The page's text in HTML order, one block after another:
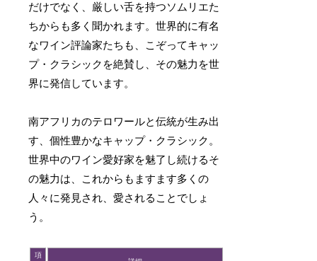
だけでなく、厳しい舌を持つソムリエた
ちからも多く聞かれます。世界的に有名
なワイン評論家たちも、こぞってキャッ
プ・クラシックを絶賛し、その魅力を世
界に発信しています。
南アフリカのテロワールと伝統が生み出
す、個性豊かなキャップ・クラシック。
世界中のワイン愛好家を魅了し続けるそ
の魅力は、これからもますます多くの
人々に発見され、愛されることでしょ
う。
項